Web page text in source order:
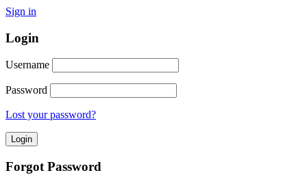
Sign in
Login
Username
Password
Lost your password?
Forgot Password